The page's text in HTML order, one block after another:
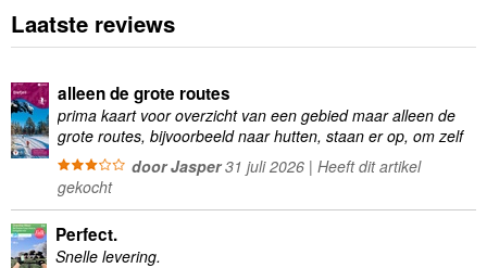
Laatste reviews
alleen de grote routes
prima kaart voor overzicht van een gebied maar alleen de
grote routes, bijvoorbeeld naar hutten, staan er op, om zelf
wandelingen te plannen minder geschikt
door Jasper31 juli 2026 | Heeft dit artikel
gekocht
Perfect.
Snelle levering.